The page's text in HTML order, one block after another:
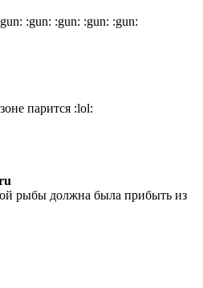
:gun: :gun: :gun: :gun:
парится :lol:
рыбы должна была прибыть из